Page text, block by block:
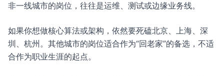
非一线城市的岗位，往往是运维、测试或边缘业务线。
如果你想做核心算法或架构，依然要死磕北京、上海、深
圳、杭州。其他城市的岗位适合作为“回老家”的备选，不适
合作为职业生涯的起点。